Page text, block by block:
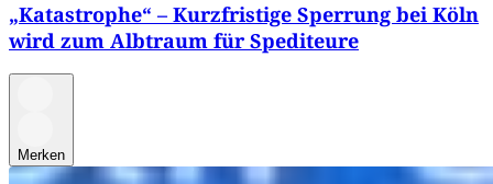
„Katastrophe“ – Kurzfristige Sperrung bei Köln
wird zum Albtraum für Spediteure
Merken